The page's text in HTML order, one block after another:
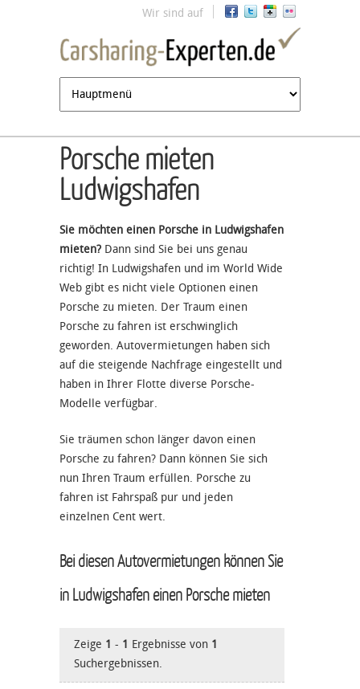
Jump to navigation
Wir sind auf
Porsche mieten
Ludwigshafen
Sie möchten einen Porsche in Ludwigshafen
mieten? Dann sind Sie bei uns genau
richtig! In Ludwigshafen und im World Wide
Web gibt es nicht viele Optionen einen
Porsche zu mieten. Der Traum einen
Porsche zu fahren ist erschwinglich
geworden. Autovermietungen haben sich
auf die steigende Nachfrage eingestellt und
haben in Ihrer Flotte diverse Porsche-
Modelle verfügbar.
Sie träumen schon länger davon einen
Porsche zu fahren? Dann können Sie sich
nun Ihren Traum erfüllen. Porsche zu
fahren ist Fahrspaß pur und jeden
einzelnen Cent wert.
Bei diesen Autovermietungen können Sie
in Ludwigshafen einen Porsche mieten
Zeige 1 - 1 Ergebnisse von 1
Suchergebnissen.